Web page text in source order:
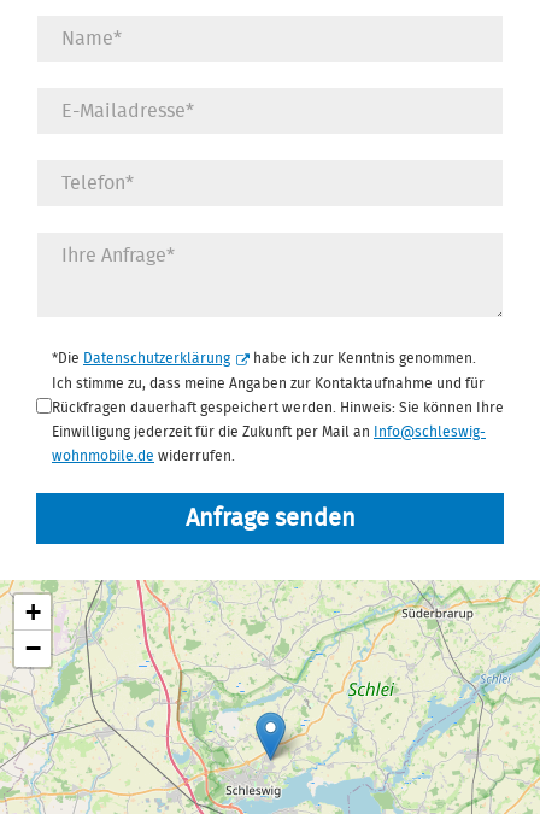
Datenschutz*
*Die Datenschutzerklärung
habe ich zur Kenntnis genommen.
Ich stimme zu, dass meine Angaben zur Kontaktaufnahme und für
Rückfragen dauerhaft gespeichert werden. Hinweis: Sie können Ihre
Einwilligung jederzeit für die Zukunft per Mail an
Info@schleswig-
wohnmobile.de widerrufen.
Anfrage senden
+
−